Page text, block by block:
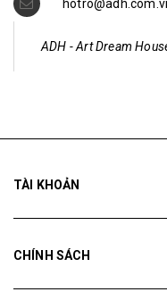
ADH - Art Dream House
TÀI KHOẢN
CHÍNH SÁCH